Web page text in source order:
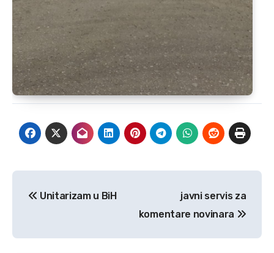
Unitarizam u BiH
javni servis za
komentare novinara